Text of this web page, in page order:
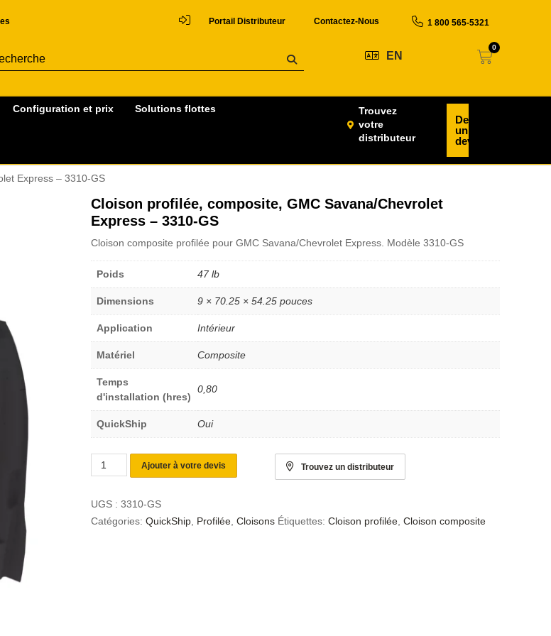
Portail Distributeur Contactez-Nous 1 800 565-5321
EN
0
Configuration et prix Solutions flottes
Trouvez
votre
distributeur
Demander
un
devis
Express – 3310-GS
Cloison profilée, composite, GMC Savana/Chevrolet
Express – 3310-GS
Cloison composite profilée pour GMC Savana/Chevrolet Express. Modèle 3310-GS
Poids 47 lb
Dimensions 9 × 70.25 × 54.25 pouces
Application Intérieur
Matériel Composite
Temps
d'installation (hres)
0,80
QuickShip Oui
Ajouter à votre devis Trouvez un distributeur
UGS : 3310-GS
Catégories: QuickShip Profilée Cloisons Étiquettes: Cloison profilée Cloison composite